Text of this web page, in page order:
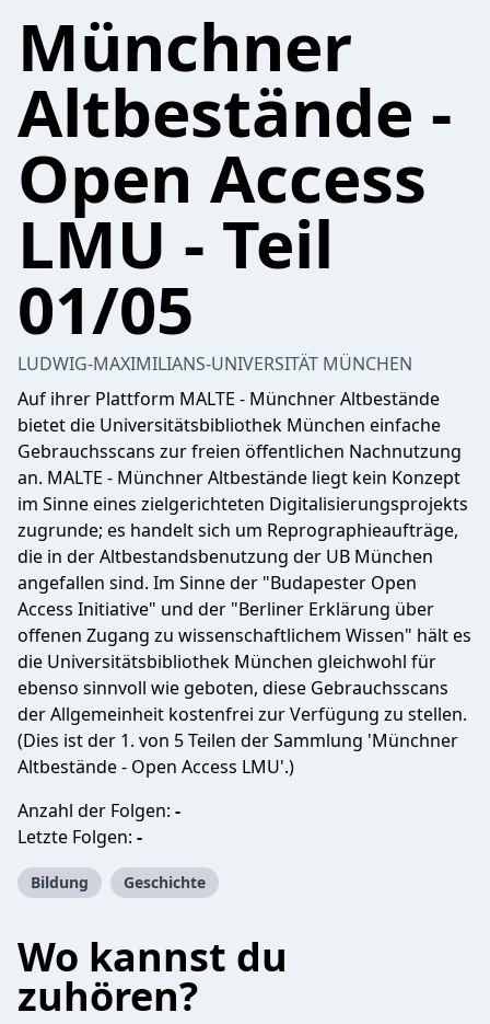
Münchner
Altbestände -
Open Access
LMU - Teil
01/05
LUDWIG-MAXIMILIANS-UNIVERSITÄT MÜNCHEN
Auf ihrer Plattform MALTE - Münchner Altbestände
bietet die Universitätsbibliothek München einfache
Gebrauchsscans zur freien öffentlichen Nachnutzung
an. MALTE - Münchner Altbestände liegt kein Konzept
im Sinne eines zielgerichteten Digitalisierungsprojekts
zugrunde; es handelt sich um Reprographieaufträge,
die in der Altbestandsbenutzung der UB München
angefallen sind. Im Sinne der "Budapester Open
Access Initiative" und der "Berliner Erklärung über
offenen Zugang zu wissenschaftlichem Wissen" hält es
die Universitätsbibliothek München gleichwohl für
ebenso sinnvoll wie geboten, diese Gebrauchsscans
der Allgemeinheit kostenfrei zur Verfügung zu stellen.
(Dies ist der 1. von 5 Teilen der Sammlung 'Münchner
Altbestände - Open Access LMU'.)
Anzahl der Folgen: -
Letzte Folgen: -
Bildung Geschichte
Wo kannst du
zuhören?